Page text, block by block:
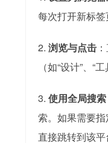
每次打开新标签
2. 浏览与点击
（如“设计”、
3. 使用全局搜索
索。如果需要
直接跳转到该平